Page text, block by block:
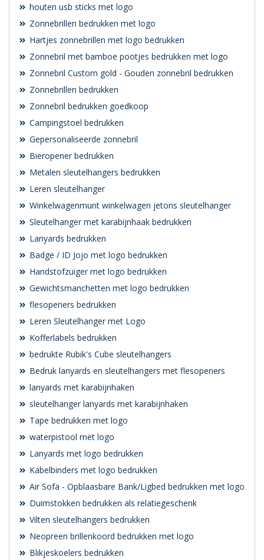
houten usb sticks met logo
Zonnebrillen bedrukken met logo
Hartjes zonnebrillen met logo bedrukken
Zonnebril met bamboe pootjes bedrukken met logo
Zonnebril Custom gold - Gouden zonnebril bedrukken
Zonnebrillen bedrukken
Zonnebril bedrukken goedkoop
Campingstoel bedrukken
Gepersonaliseerde zonnebril
Bieropener bedrukken
Metalen sleutelhangers bedrukken
Leren sleutelhanger
Winkelwagenmunt winkelwagen jetons sleutelhanger
Sleutelhanger met karabijnhaak bedrukken
Lanyards bedrukken
Badge / ID Jojo met logo bedrukken
Handstofzuiger met logo bedrukken
Gewichtsmanchetten met logo bedrukken
flesopeners bedrukken
Leren Sleutelhanger met Logo
Kofferlabels bedrukken
bedrukte Rubik's Cube sleutelhangers
Bedruk lanyards en sleutelhangers met flesopeners
lanyards met karabijnhaken
sleutelhanger lanyards met karabijnhaken
Tape bedrukken met logo
waterpistool met logo
Lanyards met logo bedrukken
Kabelbinders met logo bedrukken
Air Sofa - Opblaasbare Bank/Ligbed bedrukken met logo
Duimstokken bedrukken als relatiegeschenk
Vilten sleutelhangers bedrukken
Neopreen brillenkoord bedrukken met logo
Blikjeskoelers bedrukken